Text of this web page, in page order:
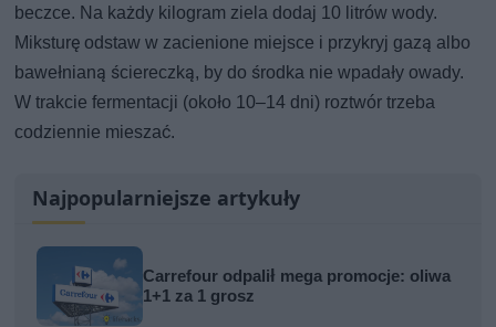
beczce. Na każdy kilogram ziela dodaj 10 litrów wody.
Miksturę odstaw w zacienione miejsce i przykryj gazą albo
bawełnianą ściereczką, by do środka nie wpadały owady.
W trakcie fermentacji (około 10–14 dni) roztwór trzeba
codziennie mieszać.
Najpopularniejsze artykuły
Carrefour odpalił mega promocje: oliwa
1+1 za 1 grosz